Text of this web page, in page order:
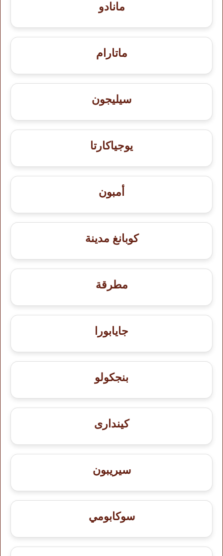
مانادو
ماتارام
سيليجون
يوجياكارتا
أمبون
كوبانغ مدينة
مطرقة
جايابورا
بنجكولو
كيندارى
سيريبون
سوكابومي